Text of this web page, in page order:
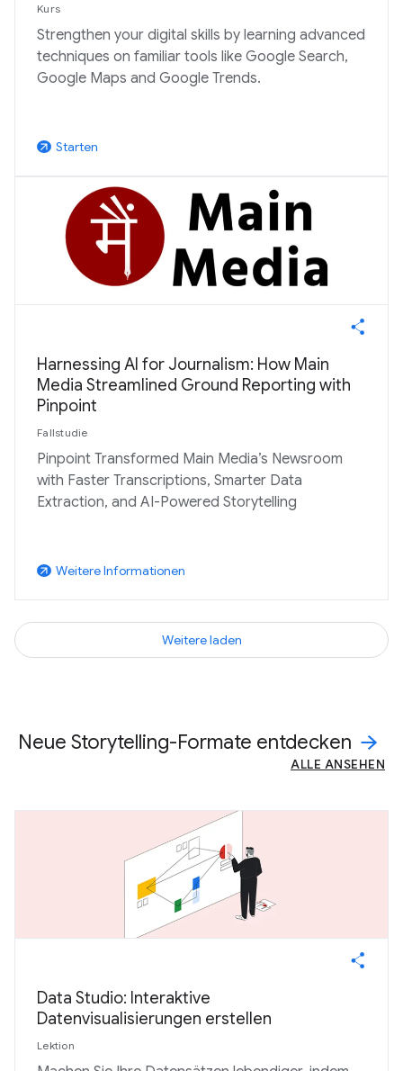
Kurs
Strengthen your digital skills by learning advanced
techniques on familiar tools like Google Search,
Google Maps and Google Trends.
arrow_outward Starten
Harnessing AI for Journalism: How Main
Media Streamlined Ground Reporting with
Pinpoint
Fallstudie
Pinpoint Transformed Main Media’s Newsroom
with Faster Transcriptions, Smarter Data
Extraction, and AI-Powered Storytelling
arrow_outward Weitere Informationen
Weitere laden
Neue Storytelling-Formate entdecken
ALLE ANSEHEN
Data Studio: Interaktive
Datenvisualisierungen erstellen
Lektion